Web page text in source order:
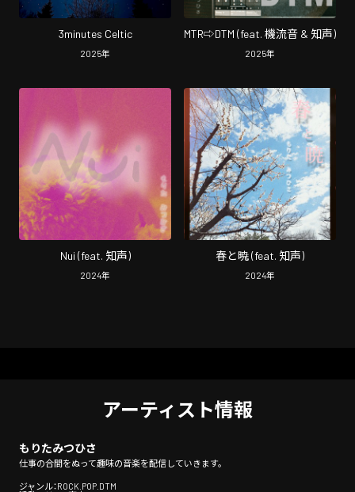
3minutes Celtic
2025年
MTR⇨DTM (feat. 機流音 & 知声)
2025年
Nui (feat. 知声)
2024年
春と暁 (feat. 知声)
2024年
アーティスト情報
もりたみつひさ
仕事の合間をぬって趣味の音楽を配信していきます。
ジャンル：ROCK.POP.DTM